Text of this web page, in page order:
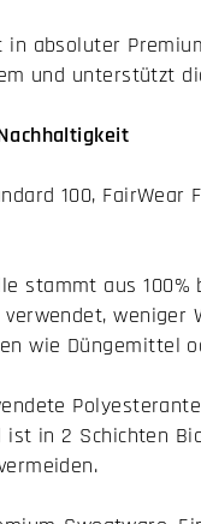
absoluter
und unterstützt
100, FairWear
stammt aus 100%
weniger
wie Düngemittel
in 2 Schichten